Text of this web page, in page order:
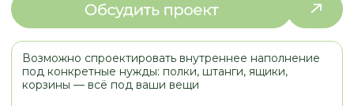
Если фасады шкафа совпадают по цвету со стенами,
комната кажется просторнее и аккуратнее
В нише удобно прятать трубы, провода, счётчики и
другие инженерные элементы.